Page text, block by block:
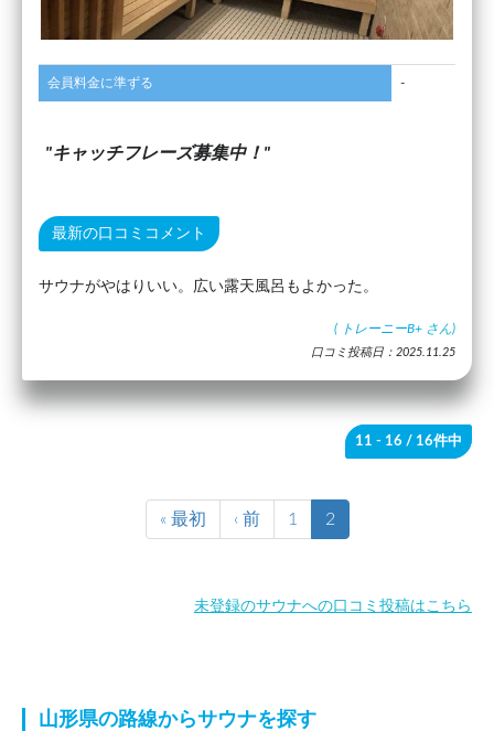
会員料金に準ずる -
キャッチフレーズ募集中！
最新の口コミコメント
サウナがやはりいい。広い露天風呂もよかった。
( トレーニーB+ さん)
口コミ投稿日：2025.11.25
11 - 16 / 16件中
« 最初 ‹ 前 1 2
未登録のサウナへの口コミ投稿はこちら
山形県の路線からサウナを探す